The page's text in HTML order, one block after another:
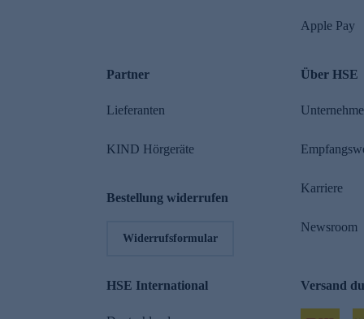
Apple Pay
Partner
Lieferanten
KIND Hörgeräte
Bestellung widerrufen
Widerrufsformular
Über HSE
Karriere
Newsroom
HSE International Versand